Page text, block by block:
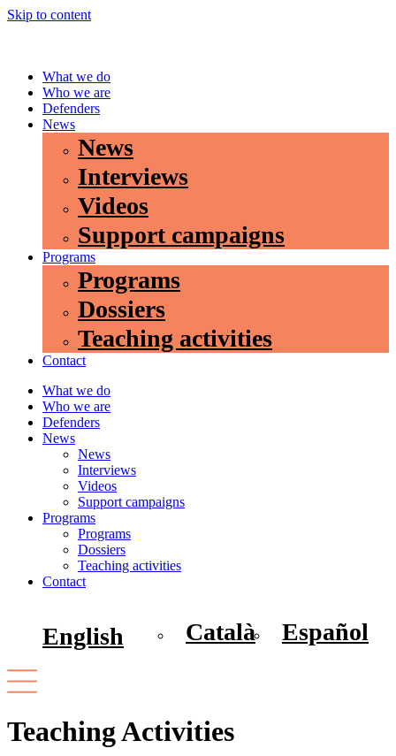
Skip to content
What we do
Who we are
Defenders
News
News
Interviews
Videos
Support campaigns
Programs
Programs
Dossiers
Teaching activities
Contact
What we do
Who we are
Defenders
News
News
Interviews
Videos
Support campaigns
Programs
Programs
Dossiers
Teaching activities
Contact
English Català Español
Teaching Activities